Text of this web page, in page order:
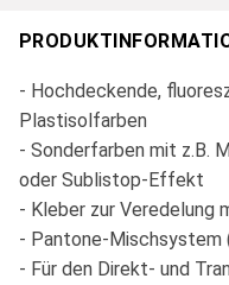
- Hochdeckende,
Plastisolfarben
- Sonderfarben mit z.B.
oder Sublistop-Effekt
- Kleber zur Veredelung
- Pantone-Mischsystem
- Für den Direkt- und